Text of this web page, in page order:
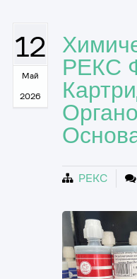
12
Май
2026
РЕКС
РЕКС